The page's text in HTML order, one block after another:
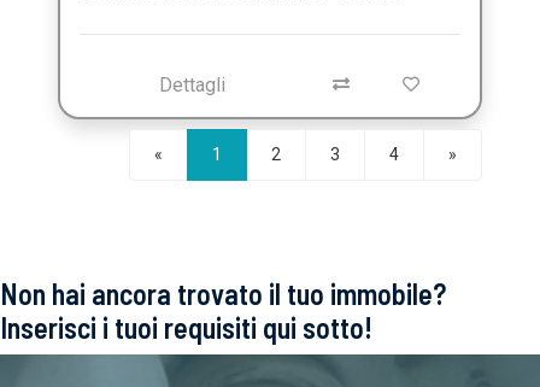
Dettagli
« 1 2 3 4 »
Non hai ancora trovato il tuo immobile?
Inserisci i tuoi requisiti qui sotto!